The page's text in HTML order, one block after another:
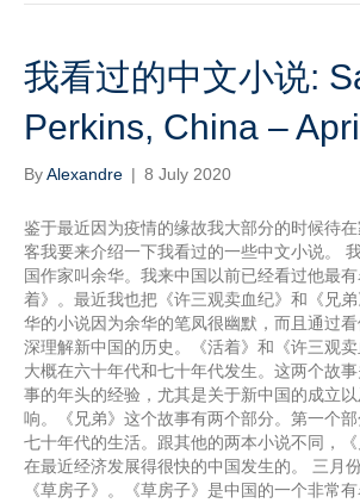
我看过的中文小说:
Perkins, China –
ByAlexandre | 8 July 2020
鉴于最近因为疫情的缘故我大部分的时候待
客我要来介绍一下我看过的一些中文小说。
国作家叫余华。我来中国以前已经看过他最
着》。最近我也把《许三观卖血纪》和《兄
华的小说因为余华的笔凤很幽默，而且通过
深理解新中国的历史。《活着》和《许三观
大概在六十年代和七十年代发生。这两个故
事的年头的经验，尤其是关于新中国的成立
响。《兄弟》这个故事有两个部分。第一个
七十年代的生活。跟其他的两本小说不同，
在最近经济发展得很快的中国发生的。 三月
《草房子》。《草房子》是中国的一个非常